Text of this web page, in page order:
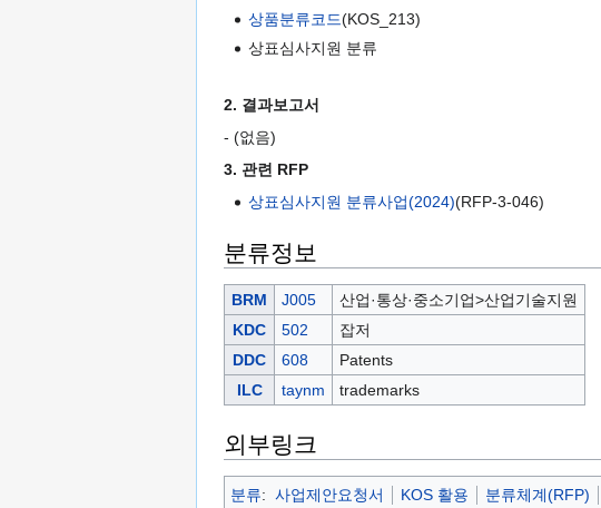
상품분류코드(KOS_213)
상표심사지원 분류
2. 결과보고서
- (없음)
3. 관련 RFP
상표심사지원 분류사업(2024)(RFP-3-046)
분류정보
BRM J005
산업·통상·중소기업>산업기술지원
KDC
502
잡저
DDC
608
Patents
ILC
taynm trademarks
외부링크
분류: 사업제안요청서 KOS 활용 분류체계(RFP)